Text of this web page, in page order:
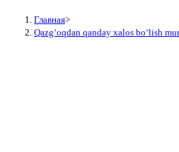
Главная>
Qazgʻoqdan qanday xalos boʻlish